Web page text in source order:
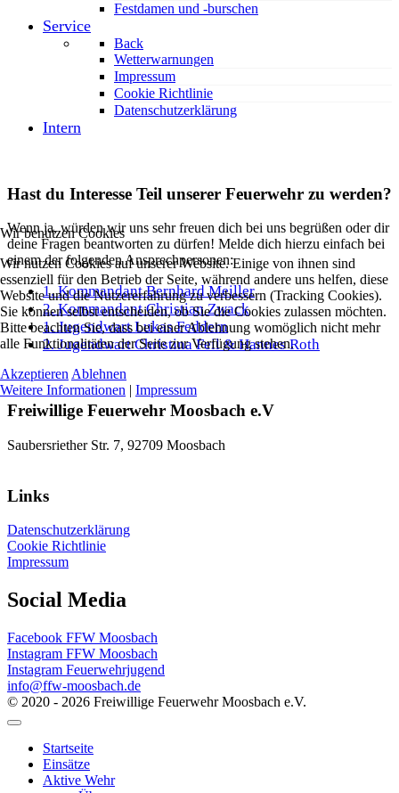
Festdamen und -burschen
Service
Back
Wetterwarnungen
Impressum
Cookie Richtlinie
Datenschutzerklärung
Intern
Hast du Interesse Teil unserer Feuerwehr zu werden?
Wenn ja, würden wir uns sehr freuen dich bei uns begrüßen oder dir
deine Fragen beantworten zu dürfen! Melde dich hierzu einfach bei
einem der folgenden Ansprechpersonen:
1. Kommandant Bernhard Meiller
2. Kommandant Christian Zwack
1. Jugendwart Lukas Feddern
2. Jugendwart Christina Feil & Hannes Roth
Freiwillige Feuerwehr Moosbach e.V
Saubersriether Str. 7, 92709 Moosbach
Links
Datenschutzerklärung
Cookie Richtlinie
Impressum
Social Media
Facebook FFW Moosbach
Instagram FFW Moosbach
Instagram Feuerwehrjugend
info@ffw-moosbach.de
© 2020 - 2026 Freiwillige Feuerwehr Moosbach e.V.
Startseite
Einsätze
Aktive Wehr
Wir benutzen Cookies
Wir nutzen Cookies auf unserer Website. Einige von ihnen sind
essenziell für den Betrieb der Seite, während andere uns helfen, diese
Website und die Nutzererfahrung zu verbessern (Tracking Cookies).
Sie können selbst entscheiden, ob Sie die Cookies zulassen möchten.
Bitte beachten Sie, dass bei einer Ablehnung womöglich nicht mehr
alle Funktionalitäten der Seite zur Verfügung stehen.
Akzeptieren Ablehnen
Weitere Informationen | Impressum